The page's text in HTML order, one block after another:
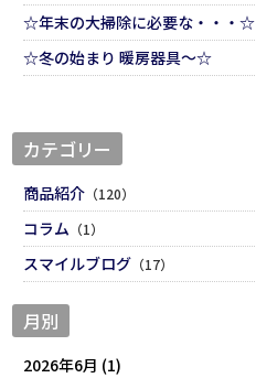
☆年末の大掃除に必要な・・・☆
☆冬の始まり 暖房器具～☆
カテゴリー
商品紹介 （120）
コラム （1）
スマイルブログ （17）
月別
2026年6月 (1)